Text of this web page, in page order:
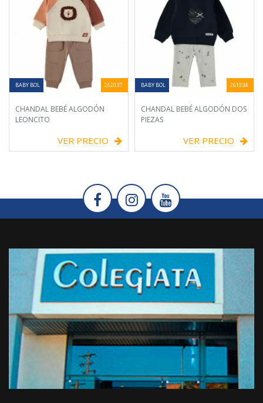
BABY BOL 262037
CHANDAL BEBÉ ALGODÓN
LEONCITO
VER PRECIO
BABY BOL 261034
CHANDAL BEBÉ ALGODÓN DOS
PIEZAS
VER PRECIO